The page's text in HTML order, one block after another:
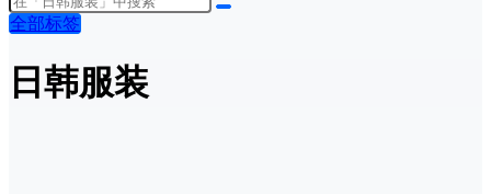
全部标签
日韩服装